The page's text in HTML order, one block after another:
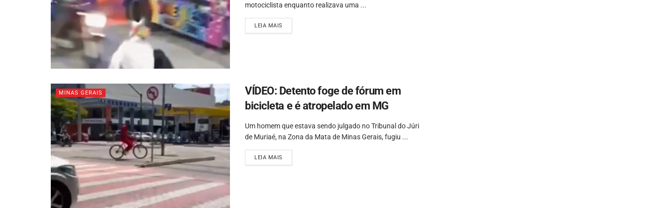
motociclista enquanto realizava uma ...
LEIA MAIS
MINAS GERAIS
VÍDEO: Detento foge de fórum em
bicicleta e é atropelado em MG
Um homem que estava sendo julgado no Tribunal do Júri
de Muriaé, na Zona da Mata de Minas Gerais, fugiu ...
LEIA MAIS